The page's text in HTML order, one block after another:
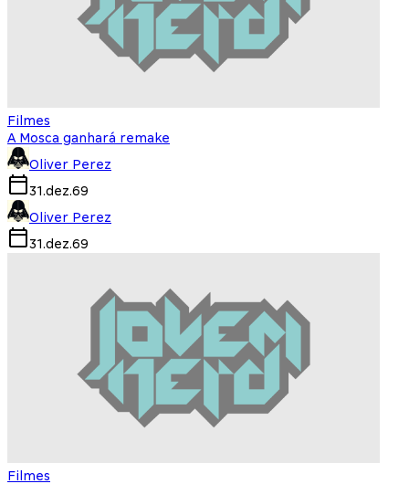
Filmes
A Mosca ganhará remake
Oliver Perez
31.dez.69
Oliver Perez
31.dez.69
Filmes